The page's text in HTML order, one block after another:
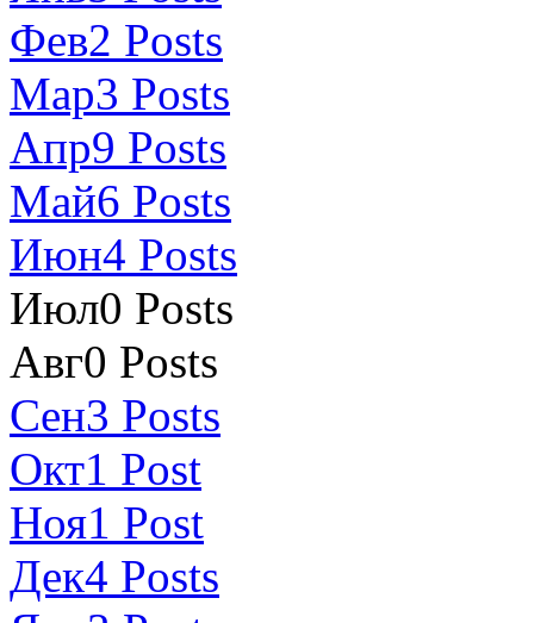
Фев2 Posts
Мар3 Posts
Апр9 Posts
Май6 Posts
Июн4 Posts
Июл0 Posts
Авг0 Posts
Сен3 Posts
Окт1 Post
Ноя1 Post
Дек4 Posts